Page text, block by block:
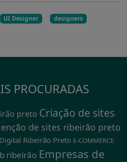
UI Designer designers
PROCURADAS
preto Criação de sites
de sites ribeirão preto
Ribeirão Preto E-COMMERCE
ribeirão Empresas de